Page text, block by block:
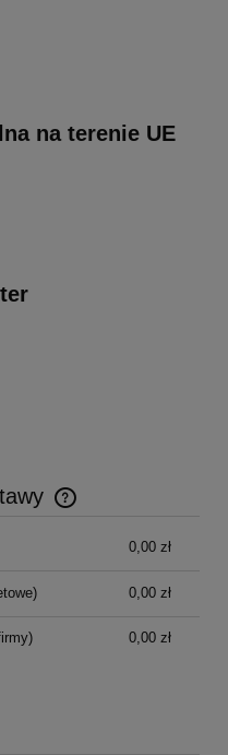
na terenie UE
płatności
0,00 zł
0,00 zł
0,00 zł